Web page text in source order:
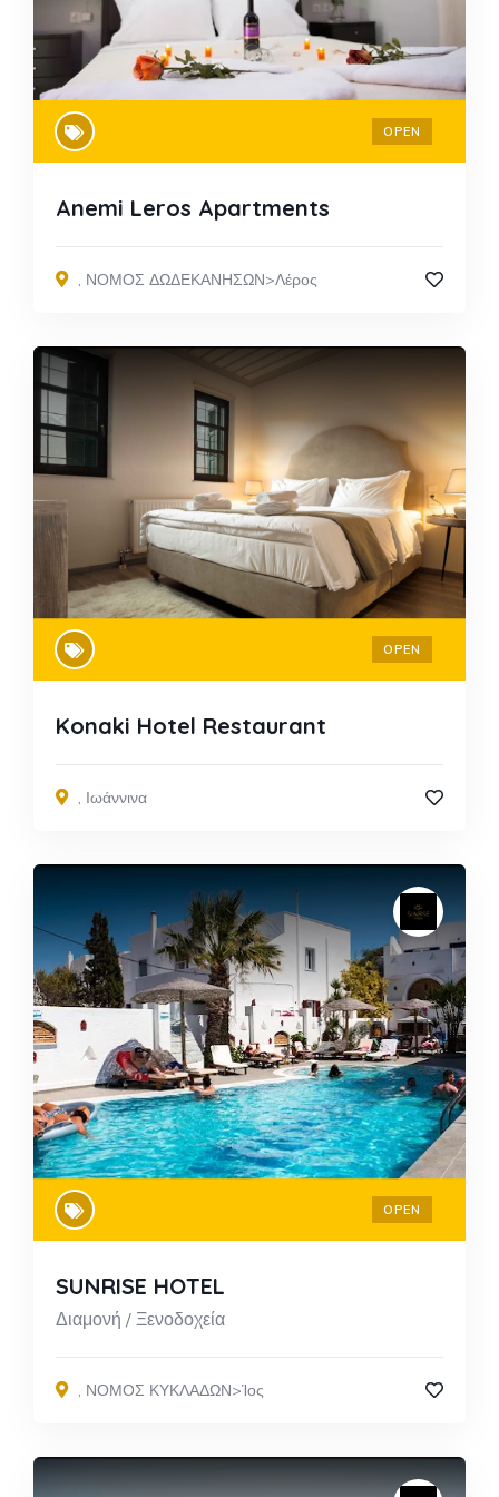
OPEN
Anemi Leros Apartments
, ΝΟΜΟΣ ΔΩΔΕΚΑΝΗΣΩΝ>Λέρος
OPEN
Konaki Hotel Restaurant
, Ιωάννινα​
OPEN
SUNRISE HOTEL
Διαμονή / Ξενοδοχεία
, ΝΟΜΟΣ ΚΥΚΛΑΔΩΝ>Ίος